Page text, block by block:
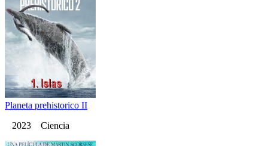
Planeta prehistorico II
2023 Ciencia